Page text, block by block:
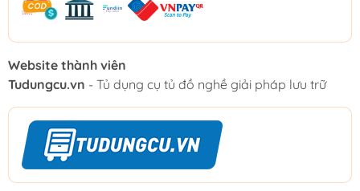
Website thành viên
Tudungcu.vn - Tủ dụng cụ tủ đồ nghề giải pháp lưu trữ